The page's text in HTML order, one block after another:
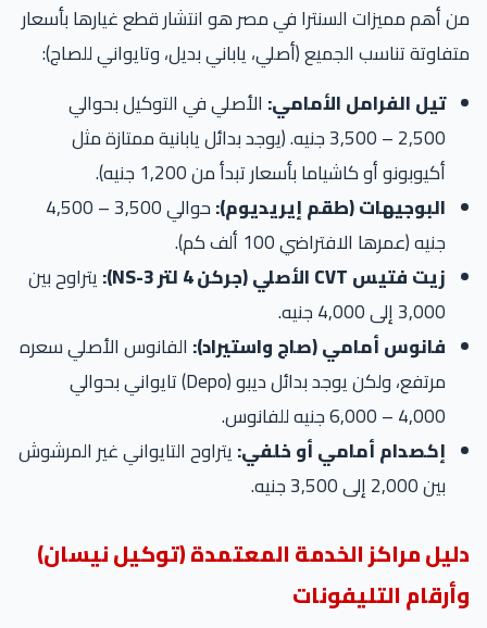
من أهم مميزات السنترا في مصر هو انتشار قطع غيارها بأسعار
متفاوتة تناسب الجميع (أصلي، ياباني بديل، وتايواني للصاج):
تيل الفرامل الأمامي: الأصلي في التوكيل بحوالي
2,500 – 3,500 جنيه. (يوجد بدائل يابانية ممتازة مثل
أكيوبونو أو كاشياما بأسعار تبدأ من 1,200 جنيه).
البوجيهات (طقم إيريديوم):
حوالي 3,500 – 4,500
جنيه (عمرها الافتراضي 100 ألف كم).
زيت فتيس CVT الأصلي (جركن 4 لتر NS-3):
يتراوح بين
3,000 إلى 4,000 جنيه.
فانوس أمامي (صاج واستيراد): الفانوس الأصلي سعره
مرتفع، ولكن يوجد بدائل ديبو (Depo) تايواني بحوالي
4,000 – 6,000 جنيه للفانوس.
إكصدام أمامي أو خلفي:يتراوح التايواني غير المرشوش
بين 2,000 إلى 3,500 جنيه.
دليل مراكز الخدمة المعتمدة (توكيل نيسان)
وأرقام التليفونات